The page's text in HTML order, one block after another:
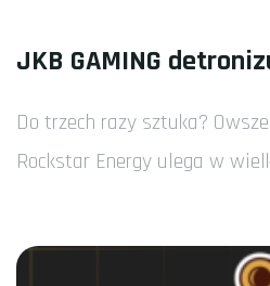
JKB GAMING
Do trzech razy sztuka?
Rockstar Energy ulega w